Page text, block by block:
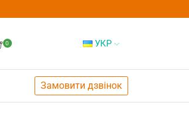
0 УКР
Замовити дзвінок